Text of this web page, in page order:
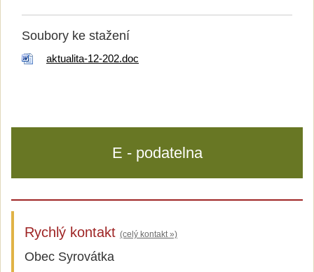
Soubory ke stažení
aktualita-12-202.doc
E - podatelna
Rychlý kontakt (celý kontakt »)
Obec Syrovátka